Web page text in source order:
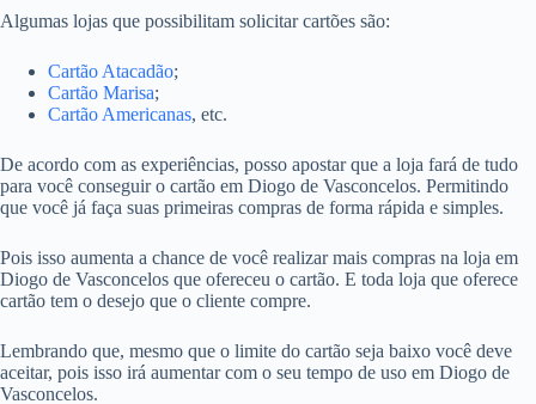
Algumas lojas que possibilitam solicitar cartões são:
Cartão Atacadão;
Cartão Marisa;
Cartão Americanas, etc.
De acordo com as experiências, posso apostar que a loja fará de tudo
para você conseguir o cartão em Diogo de Vasconcelos. Permitindo
que você já faça suas primeiras compras de forma rápida e simples.
Pois isso aumenta a chance de você realizar mais compras na loja em
Diogo de Vasconcelos que ofereceu o cartão. E toda loja que oferece
cartão tem o desejo que o cliente compre.
Lembrando que, mesmo que o limite do cartão seja baixo você deve
aceitar, pois isso irá aumentar com o seu tempo de uso em Diogo de
Vasconcelos.